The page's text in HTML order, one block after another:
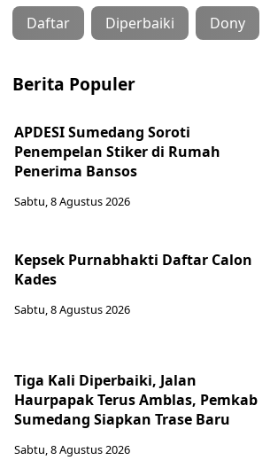
Daftar Diperbaiki Dony
Berita Populer
APDESI Sumedang Soroti
Penempelan Stiker di Rumah
Penerima Bansos
Sabtu, 8 Agustus 2026
Kepsek Purnabhakti Daftar Calon
Kades
Sabtu, 8 Agustus 2026
Tiga Kali Diperbaiki, Jalan
Haurpapak Terus Amblas, Pemkab
Sumedang Siapkan Trase Baru
Sabtu, 8 Agustus 2026